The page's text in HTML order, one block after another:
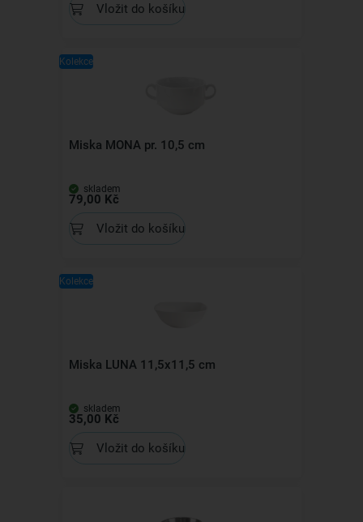
Vložit do košíku
Kolekce
Miska MONA pr. 10,5 cm
skladem
79,00 Kč
Vložit do košíku
Kolekce
Miska LUNA 11,5x11,5 cm
skladem
35,00 Kč
Vložit do košíku